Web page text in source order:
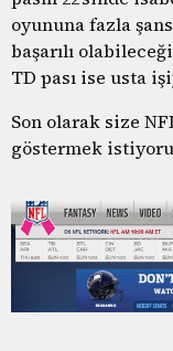
oyununa fazla
başarılı
TD pası ise usta
Son olarak size
göstermek